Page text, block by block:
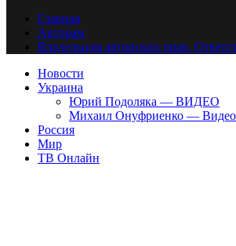
Главная
Авторам
Владельцам авторских прав.
Новости
Украина
Юрий Подоляка — ВИДЕО
Михаил Онуфриенко — Видео
Россия
Мир
ТВ Онлайн